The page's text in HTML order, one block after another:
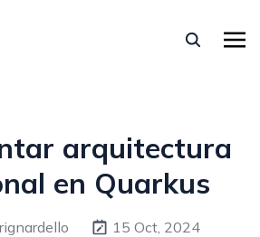
arquitectura
en Quarkus
15 Oct, 2024